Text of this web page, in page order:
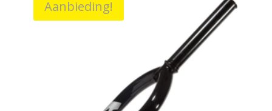
Aanbieding!